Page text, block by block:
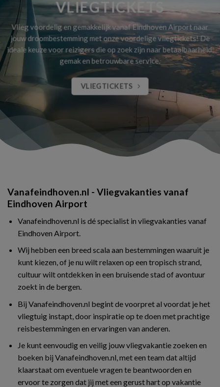
VLIEGTICKETS
Vlieg voordelig en gemakkelijk vanaf Eindhoven Airport naar
jouw droombestemming met onze voordelige vliegtickets! De
ideale keuze voor reizigers die op zoek zijn naar betaalbaarheid,
gemak en betrouwbare service.
VLIEGTICKETS
Vanafeindhoven.nl - Vliegvakanties vanaf
Eindhoven Airport
Vanafeindhoven.nl is dé specialist in vliegvakanties vanaf
Eindhoven Airport.
Wij hebben een breed scala aan bestemmingen waaruit je
kunt kiezen, of je nu wilt relaxen op een tropisch strand,
cultuur wilt ontdekken in een bruisende stad of avontuur
zoekt in de bergen.
Bij Vanafeindhoven.nl begint de voorpret al voordat je het
vliegtuig instapt, door inspiratie op te doen met prachtige
reisbestemmingen en ervaringen van anderen.
Je kunt eenvoudig en veilig jouw vliegvakantie zoeken en
boeken bij Vanafeindhoven.nl, met een team dat altijd
klaarstaat om eventuele vragen te beantwoorden en
ervoor te zorgen dat jij met een gerust hart op vakantie